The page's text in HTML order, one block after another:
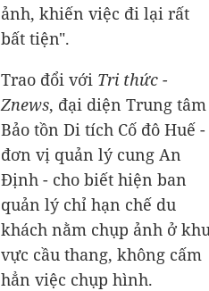
ảnh, khiến việc đi lại rất
bất tiện".
Trao đổi với Tri thức -
Znews, đại diện Trung tâm
Bảo tồn Di tích Cố đô Huế -
đơn vị quản lý cung An
Định - cho biết hiện ban
quản lý chỉ hạn chế du
khách nằm chụp ảnh ở
vực cầu thang, không cấm
hẳn việc chụp hình.